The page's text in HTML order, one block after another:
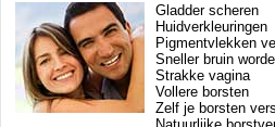
Gladder scheren
Huidverkleuringen
Pigmentvlekken
Sneller bruin
Strakke vagina
Vollere borsten
Zelf je borsten